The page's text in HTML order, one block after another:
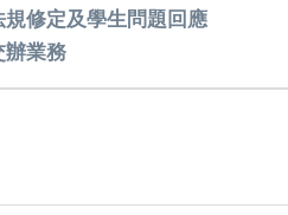
規修定及學生問題回應
辦業務